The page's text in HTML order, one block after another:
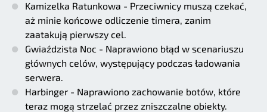
Kamizelka Ratunkowa - Przeciwnicy muszą czekać,
aż minie końcowe odliczenie timera, zanim
zaatakują pierwszy cel.
Gwiaździsta Noc - Naprawiono błąd w scenariuszu
głównych celów, występujący podczas ładowania
serwera.
Harbinger - Naprawiono zachowanie botów, które
teraz mogą strzelać przez zniszczalne obiekty.